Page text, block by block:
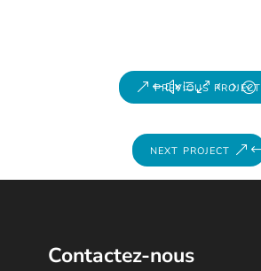
previous project
next project
Contactez-nous